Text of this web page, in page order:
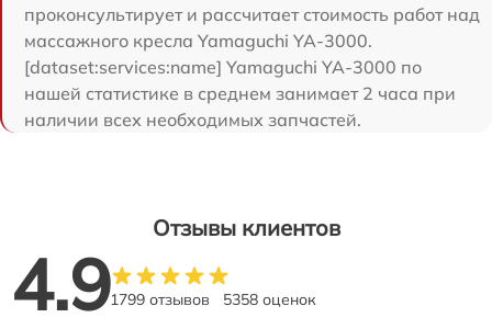
проконсультирует и рассчитает стоимость работ над
массажного кресла Yamaguchi YA-3000.
[dataset:services:name] Yamaguchi YA-3000 по
нашей статистике в среднем занимает 2 часа при
наличии всех необходимых запчастей.
Отзывы клиентов
4.91799 отзывов 5358 оценок